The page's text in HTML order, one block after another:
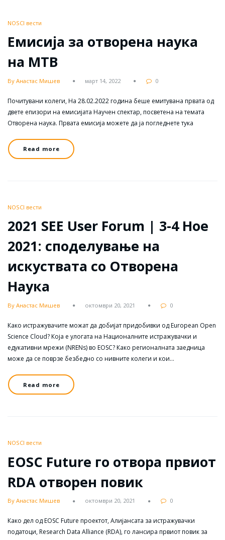
NOSCI вести
Емисија за отворена наука
на МТВ
By Анастас Мишев март 14, 2022 0
Почитувани колеги, На 28.02.2022 година беше емитувана првата од
двете епизори на емисијата Научен спектар, посветена на темата
Отворена наука. Првата емисија можете да ја погледнете тука
Read more
NOSCI вести
2021 SEE User Forum | 3-4 Ное
2021: споделување на
искуствата со Отворена
Наука
By Анастас Мишев октомври 20, 2021 0
Како истражувачите можат да добијат придобивки од European Open
Science Cloud? Која е улогата на Националните истражувачки и
едукативни мрежи (NRENs) во EOSC? Како регионалната заедница
може да се поврзе безбедно со нивните колеги и кои…
Read more
NOSCI вести
EOSC Future го отвора првиот
RDA отворен повик
By Анастас Мишев октомври 20, 2021 0
Како дел од EOSC Future проектот, Алијансата за истражувачки
податоци, Research Data Alliance (RDA), го лансира првиот повик за